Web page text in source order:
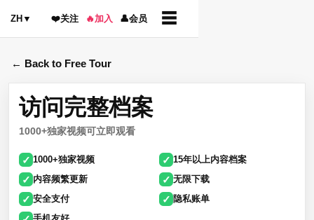
ZH ▼ ❤️关注 🔥加入 👤会员 ☰
← Back to Free Tour
访问完整档案
1000+独家视频可立即观看
✓ 1000+独家视频 ✓ 15年以上内容档案
✓ 内容频繁更新 ✓ 无限下载
✓ 安全支付 ✓ 隐私账单